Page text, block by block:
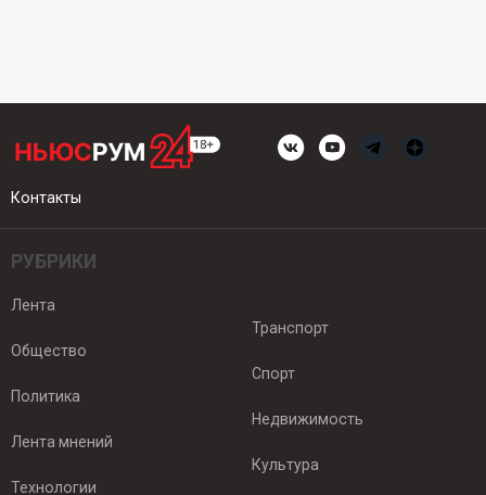
Контакты
РУБРИКИ
Лента
Общество
Политика
Лента мнений
Технологии
Транспорт
Спорт
Недвижимость
Культура